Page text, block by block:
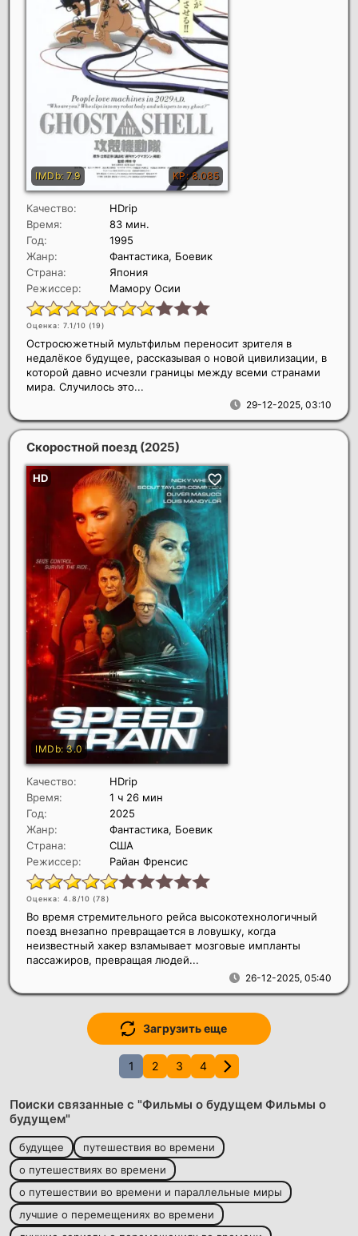
Качество:
HDrip
Время:
83 мин.
Год:
1995
Жанр:
Фантастика, Боевик
Страна:
Япония
Режиссер:
Мамору Осии
Оценка: 7.1/10 (19)
29-12-2025, 03:10
Остросюжетный мультфильм переносит зрителя в
недалёкое будущее, рассказывая о новой цивилизации, в
которой давно исчезли границы между всеми странами
мира. Случилось это...
Скоростной поезд (2025)
Качество:
HDrip
Время:
1 ч 26 мин
Год:
2025
Жанр:
Фантастика, Боевик
Страна:
США
Режиссер:
Райан Френсис
Оценка: 4.8/10 (78)
26-12-2025, 05:40
Во время стремительного рейса высокотехнологичный
поезд внезапно превращается в ловушку, когда
неизвестный хакер взламывает мозговые импланты
пассажиров, превращая людей...
Загрузить еще
1 2 3 4
Поиски связанные с "Фильмы о будущем Фильмы о
будущем"
будущее
путешествия во времени
о путешествиях во времени
о путешествии во времени и параллельные миры
лучшие о перемещениях во времени